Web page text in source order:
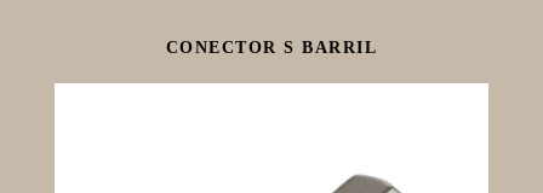
CONECTOR S BARRIL